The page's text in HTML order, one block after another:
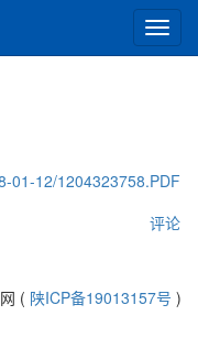
切
换
01-12/1204323758.PDF
评论
( 陕ICP备19013157号 )